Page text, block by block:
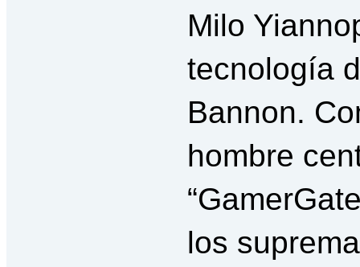
Milo
tecnología
Bannon.
hombre
los